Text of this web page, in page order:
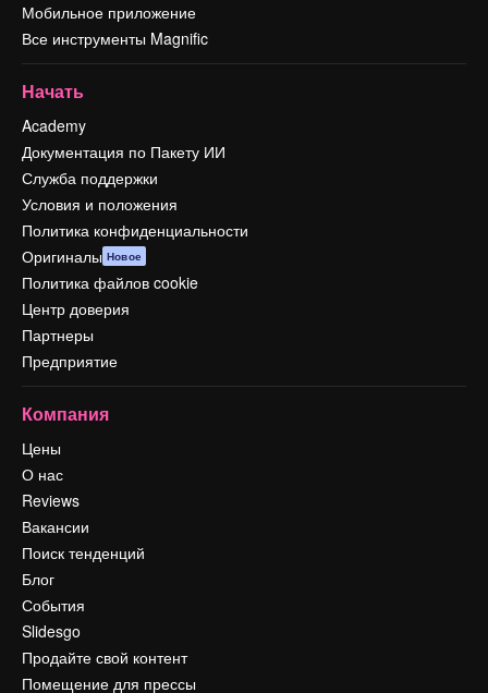
Мобильное приложение
Все инструменты Magnific
Начать
Academy
Документация по Пакету ИИ
Служба поддержки
Условия и положения
Политика конфиденциальности
Оригиналы Новое
Политика файлов cookie
Центр доверия
Партнеры
Предприятие
Компания
Цены
О нас
Reviews
Вакансии
Поиск тенденций
Блог
События
Slidesgo
Продайте свой контент
Помещение для прессы